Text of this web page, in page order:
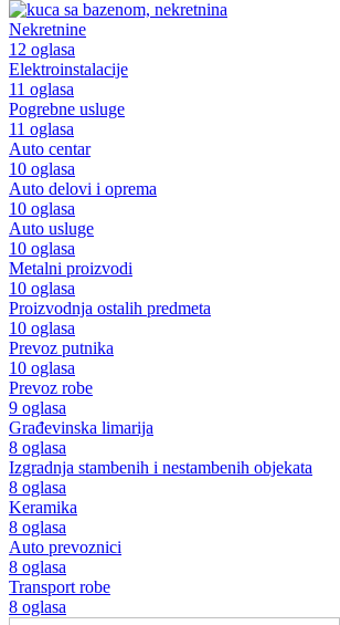
Nekretnine
12 oglasa
Elektroinstalacije
11 oglasa
Pogrebne usluge
11 oglasa
Auto centar
10 oglasa
Auto delovi i oprema
10 oglasa
Auto usluge
10 oglasa
Metalni proizvodi
10 oglasa
Proizvodnja ostalih predmeta
10 oglasa
Prevoz putnika
10 oglasa
Prevoz robe
9 oglasa
Građevinska limarija
8 oglasa
Izgradnja stambenih i nestambenih objekata
8 oglasa
Keramika
8 oglasa
Auto prevoznici
8 oglasa
Transport robe
8 oglasa